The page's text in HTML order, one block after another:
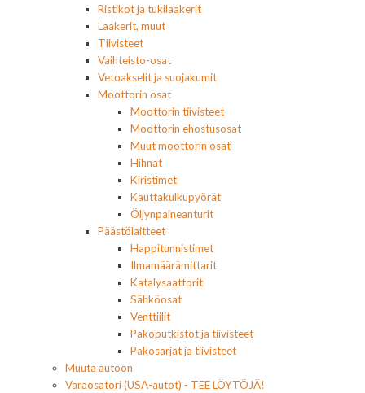
Ristikot ja tukilaakerit
Laakerit, muut
Tiivisteet
Vaihteisto-osat
Vetoakselit ja suojakumit
Moottorin osat
Moottorin tiivisteet
Moottorin ehostusosat
Muut moottorin osat
Hihnat
Kiristimet
Kauttakulkupyörät
Öljynpaineanturit
Päästölaitteet
Happitunnistimet
Ilmamäärämittarit
Katalysaattorit
Sähköosat
Venttiilit
Pakoputkistot ja tiivisteet
Pakosarjat ja tiivisteet
Muuta autoon
Varaosatori (USA-autot) - TEE LÖYTÖJÄ!